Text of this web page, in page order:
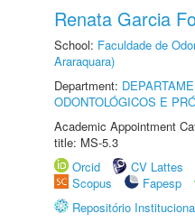
Renata Garcia
School: Faculdade de
Araraquara)
Department:
ODONTOLÓGICOS E
Academic Appointment
title: MS-5.3
Orcid
CV Lattes
Scopus
Fapesp
Repositório